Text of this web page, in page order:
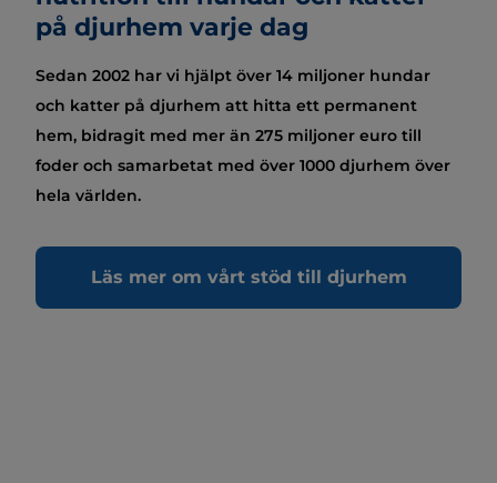
på djurhem varje dag
Sedan 2002 har vi hjälpt över 14 miljoner hundar
och katter på djurhem att hitta ett permanent
hem, bidragit med mer än 275 miljoner euro till
foder och samarbetat med över 1000 djurhem över
hela världen.
Läs mer om vårt stöd till djurhem